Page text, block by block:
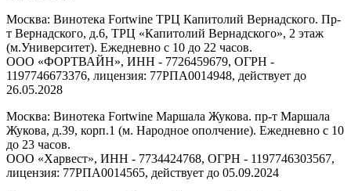
Москва: Винотека Fortwine ТРЦ Капитолий Вернадского. Пр-
т Вернадского, д.6, ТРЦ «Капитолий Вернадского», 2 этаж
(м.Университет). Ежедневно с 10 до 22 часов.
ООО «ФОРТВАЙН», ИНН - 7726459679, ОГРН -
1197746673376, лицензия: 77РПА0014948, действует до
26.05.2028
Москва: Винотека Fortwine Маршала Жукова. пр-т Маршала
Жукова, д.39, корп.1 (м. Народное ополчение). Ежедневно с 10
до 23 часов.
ООО «Харвест», ИНН - 7734424768, ОГРН - 1197746303567,
лицензия: 77РПА0014565, действует до 05.09.2024